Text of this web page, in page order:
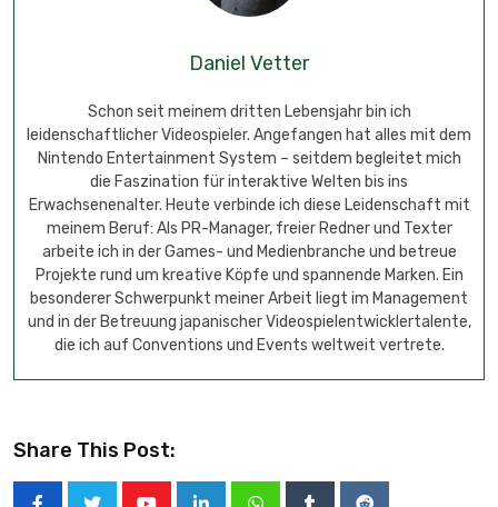
Daniel Vetter
Schon seit meinem dritten Lebensjahr bin ich
leidenschaftlicher Videospieler. Angefangen hat alles mit dem
Nintendo Entertainment System – seitdem begleitet mich
die Faszination für interaktive Welten bis ins
Erwachsenenalter. Heute verbinde ich diese Leidenschaft mit
meinem Beruf: Als PR-Manager, freier Redner und Texter
arbeite ich in der Games- und Medienbranche und betreue
Projekte rund um kreative Köpfe und spannende Marken. Ein
besonderer Schwerpunkt meiner Arbeit liegt im Management
und in der Betreuung japanischer Videospielentwicklertalente,
die ich auf Conventions und Events weltweit vertrete.
Share This Post: